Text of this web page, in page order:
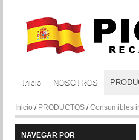
Inicio NOSOTROS
Inicio / PRODUCTOS /Consumibles
NAVEGAR POR